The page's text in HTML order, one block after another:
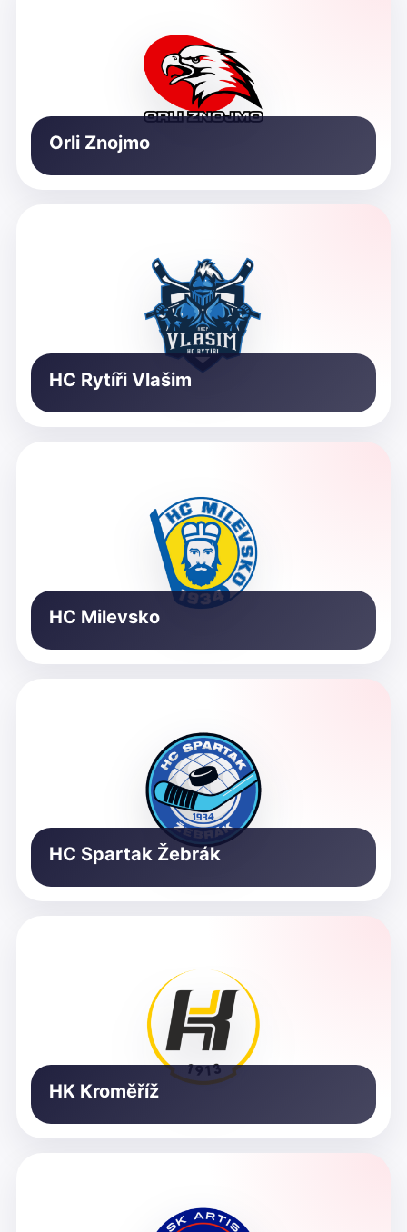
Orli Znojmo
HC Rytíři Vlašim
HC Milevsko
HC Spartak Žebrák
HK Kroměříž